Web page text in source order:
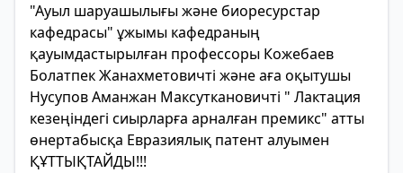
"Ауыл шаруашылығы және биоресурстар
кафедрасы" ұжымы кафедраның
қауымдастырылған профессоры Кожебаев
Болатпек Жанахметовичті және аға оқытушы
Нусупов Аманжан Максуткановичті " Лактация
кезеңіндегі сиырларға арналған премикс" атты
өнертабысқа Евразиялық патент алуымен
ҚҰТТЫҚТАЙДЫ!!!